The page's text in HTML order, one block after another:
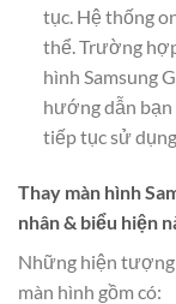
tục. Hệ thống
thể. Trường
hình Samsung
hướng dẫn
tiếp tục sử
Thay màn hình
nhân & biểu hiện
Những hiện tượng
màn hình gồm có: